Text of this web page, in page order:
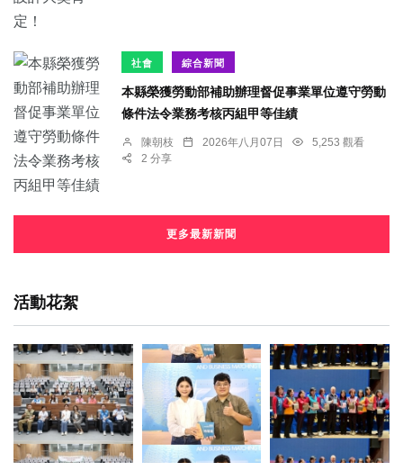
社會 綜合新聞
本縣榮獲勞動部補助辦理督促事業單位遵守勞動
條件法令業務考核丙組甲等佳績
陳朝枝 2026年八月07日
5,253 觀看
2 分享
更多最新新聞
活動花絮